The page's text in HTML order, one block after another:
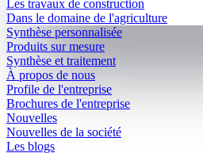
Les travaux de construction
Dans le domaine de l'agriculture
Synthèse personnalisée
Produits sur mesure
Synthèse et traitement
À propos de nous
Profile de l'entreprise
Brochures de l'entreprise
Nouvelles
Nouvelles de la société
Les blogs